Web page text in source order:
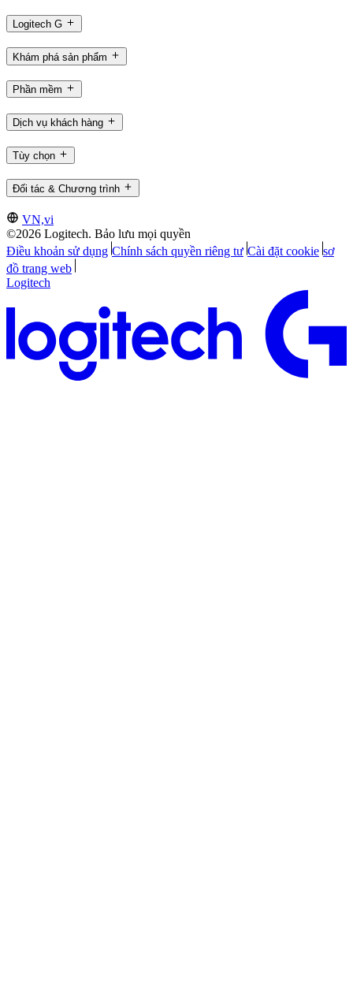
Logitech G
Khám phá sản phẩm
Phần mềm
Dịch vụ khách hàng
Tùy chọn
Đối tác & Chương trình
VN,vi
©2026 Logitech. Bảo lưu mọi quyền
Điều khoản sử dụng Chính sách quyền riêng tư Cài đặt cookie sơ
đồ trang web
Logitech